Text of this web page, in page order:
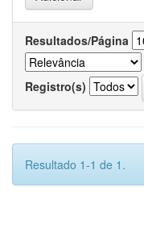
Resultados/Página
Registro(s)
Resultado 1-1 de 1.